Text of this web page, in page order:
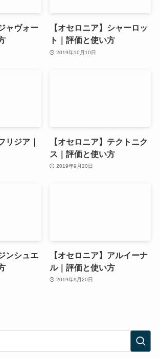
ャヴォー
【オセロニア】シャーロッ
ト｜評価と使い方
2019年10月10日
リジア｜
【オセロニア】テクトニク
ス｜評価と使い方
2019年9月20日
ンシュエ
【オセロニア】アルイーナ
ル｜評価と使い方
2019年9月20日